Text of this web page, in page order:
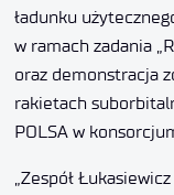
ładunku
w ramach zadania
oraz demonstracja
rakietach
POLSA w
„Zespół